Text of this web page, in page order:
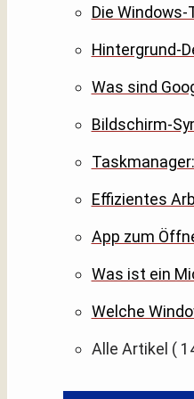
Die
Hintergrund-
Was sind
Bildschirm-
Effizientes
App zum
Was ist ein
Welche
Alle Artikel (